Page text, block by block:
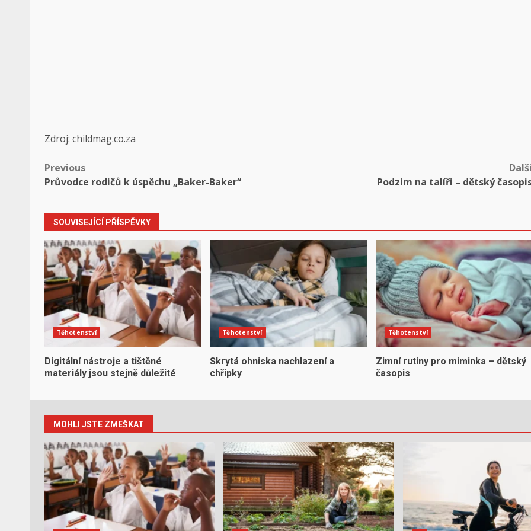
Zdroj: childmag.co.za
Post
Previous
Průvodce rodičů k úspěchu „Baker-Baker“
Podzim na talíři – dětský
SOUVISEJÍCÍ PŘÍSPĚVKY
Těhotenství
Digitální nástroje a tištěné
materiály jsou stejně důležité
Těhotenství
Skrytá ohniska nachlazení a
chřipky
Těhotenství
Zimní rutiny pro miminka – dětský
časopis
MOHLI JSTE ZMEŠKAT